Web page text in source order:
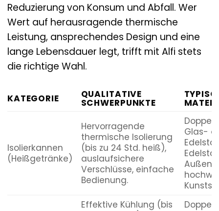
Reduzierung von Konsum und Abfall. Wer
Wert auf herausragende thermische
Leistung, ansprechendes Design und eine
lange Lebensdauer legt, trifft mit Alfi stets
die richtige Wahl.
KATEGORIE QUALITATIVE
SCHWERPUNKTE
Isolierkannen
(Heißgetränke)
Hervorragende
thermische Isolierung
(bis zu 24 Std. heiß),
auslaufsichere
Verschlüsse, einfache
Bedienung.
Glas-
Effektive Kühlung (bis